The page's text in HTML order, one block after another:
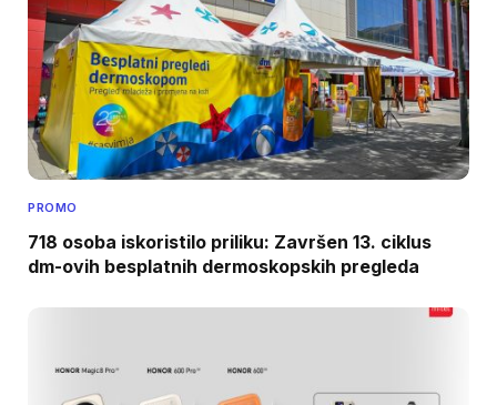
PROMO
718 osoba iskoristilo priliku: Završen 13. ciklus
dm-ovih besplatnih dermoskopskih pregleda